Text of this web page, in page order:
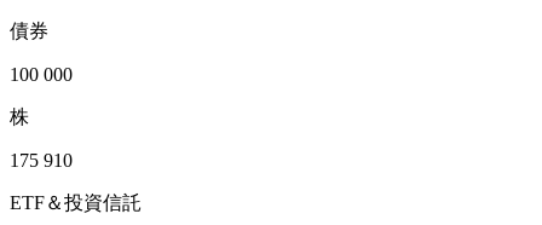
債券
100 000
株
175 910
ETF＆投資信託